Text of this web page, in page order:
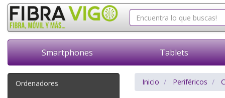
Smartphones Tablets
Ordenadores Inicio Periféricos